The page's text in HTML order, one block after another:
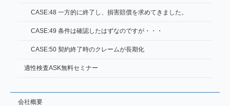
CASE:48 一方的に終了し、損害賠償を求めてきました。
CASE:49 条件は確認したはずなのですが・・・
CASE:50 契約終了時のクレームが長期化
適性検査ASK無料セミナー
会社概要